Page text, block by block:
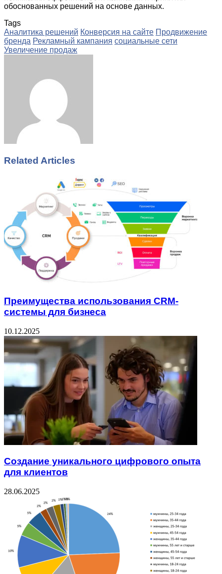
обоснованных решений на основе данных.
Tags
Аналитика решений Конверсия на сайте Продвижение
бренда Рекламный кампания социальные сети
Увеличение продаж
Related Articles
Преимущества использования CRM-
системы для бизнеса
10.12.2025
Создание уникального цифрового опыта
для клиентов
28.06.2025